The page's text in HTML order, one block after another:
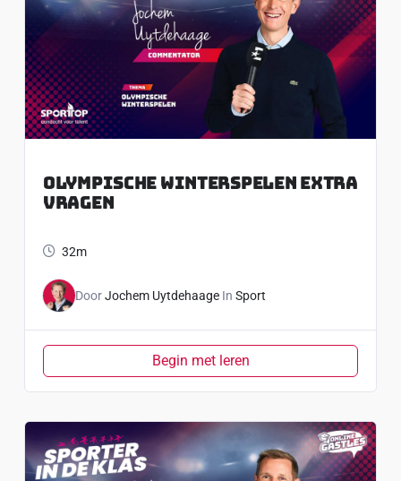
Olympische Winterspelen Extra
Vragen
32m
DoorJochem UytdehaageIn Sport
Begin met leren